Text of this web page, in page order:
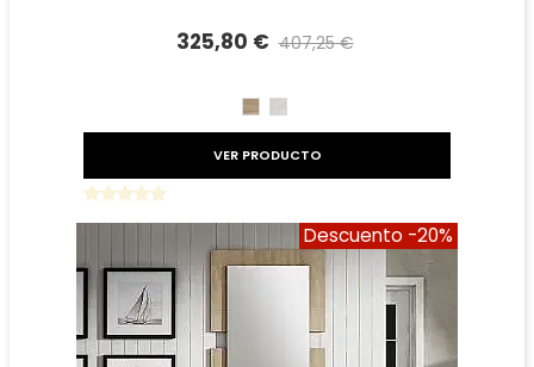
325,80 € 407,25 €
CAMBRIAN
VER PRODUCTO
Descuento -20%